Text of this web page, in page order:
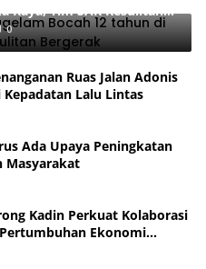
Raya, Tim SAR Kesulitan
0
Ruas Jalan Adonis
Lalu Lintas
Ada Upaya Peningkatan
Masyarakat
Kadin Perkuat Kolaborasi
Ekonomi